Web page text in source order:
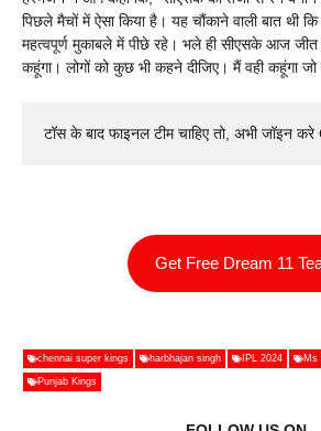
पिछले मैचों में ऐसा किया है। यह चौंकाने वाली बात थी
महत्वपूर्ण मुकाबले में पीछे रहे। भले ही सीएसके आज जीत
कहूंगा। लोगों को कुछ भी कहने दीजिए। मैं वही कहूंगा जो
टॉस के बाद फाइनल टीम चाहिए तो, अभी जॉइन
Get Free Dream 11
chennai super kings harbhajan singh IPL 2024 Ms
Punjab Kings